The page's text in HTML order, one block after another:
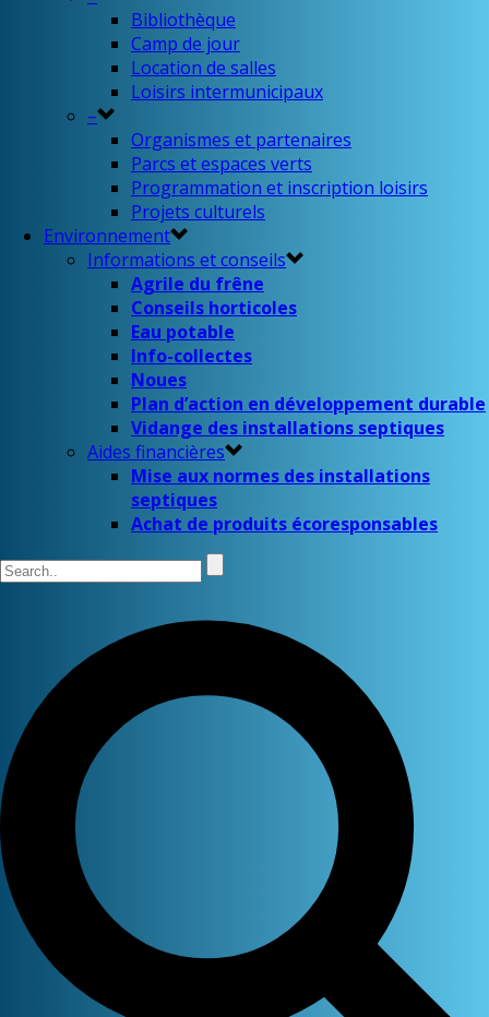
Bibliothèque
Camp de jour
Location de salles
Loisirs intermunicipaux
–
Organismes et partenaires
Parcs et espaces verts
Programmation et inscription loisirs
Projets culturels
Environnement
Informations et conseils
Agrile du frêne
Conseils horticoles
Eau potable
Info-collectes
Noues
Plan d’action en développement durable
Vidange des installations septiques
Aides financières
Mise aux normes des installations
septiques
Achat de produits écoresponsables